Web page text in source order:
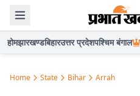
होमझारखण्डबिहारउत्तर प्रदेशपश्चिम बंगाल
Home State Bihar Arrah